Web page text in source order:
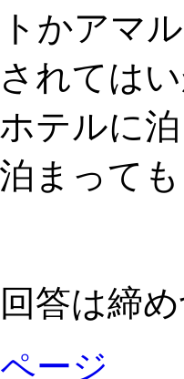
かアマ
れては
テルに
まって
答は締
ージ